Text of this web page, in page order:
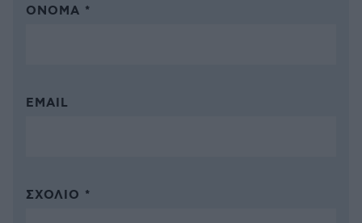
ΌΝΟΜΑ *
EMAIL
ΣΧΌΛΙΟ *